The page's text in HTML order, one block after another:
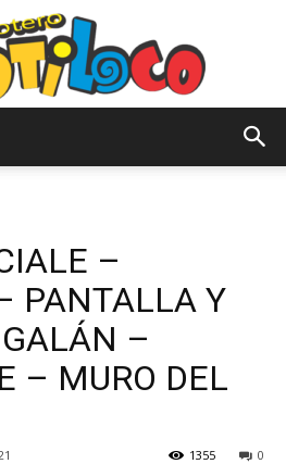
Notiloco
de
–
PANTALLA Y
–
– MURO DEL
0
1355